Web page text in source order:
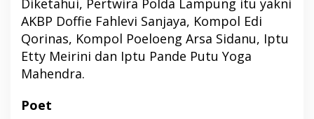
AKBP Doffie Fahlevi Sanjaya, Kompol Edi
Qorinas, Kompol Poeloeng Arsa Sidanu, Iptu
Etty Meirini dan Iptu Pande Putu Yoga
Mahendra.
Poet